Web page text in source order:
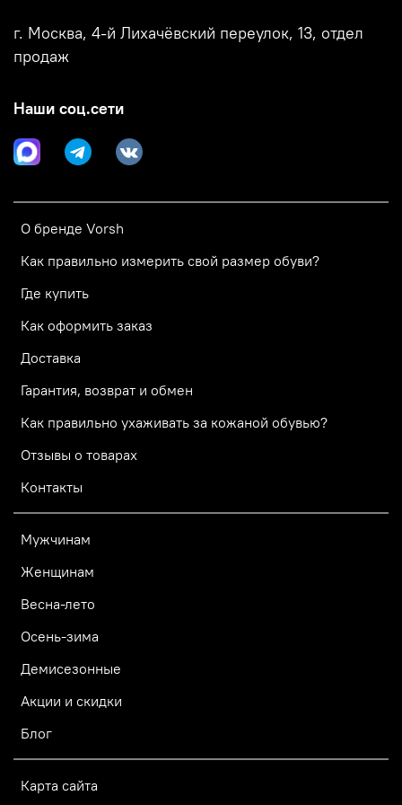
О бренде Vorsh
Как правильно измерить свой размер обуви?
Где купить
Как оформить заказ
Доставка
Гарантия, возврат и обмен
Как правильно ухаживать за кожаной обувью?
Отзывы о товарах
Контакты
Мужчинам
Женщинам
Весна-лето
Осень-зима
Демисезонные
Акции и скидки
Блог
Карта сайта
г. Москва, 4-й Лихачёвский переулок, 13, отдел
продаж
Наши соц.сети